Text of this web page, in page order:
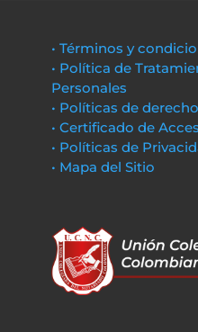
• Términos y
• Política de
Personales
• Políticas de
• Certificado de
• Políticas de
• Mapa del Sitio